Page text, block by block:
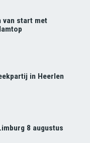
van start met
in Heerlen
8 augustus